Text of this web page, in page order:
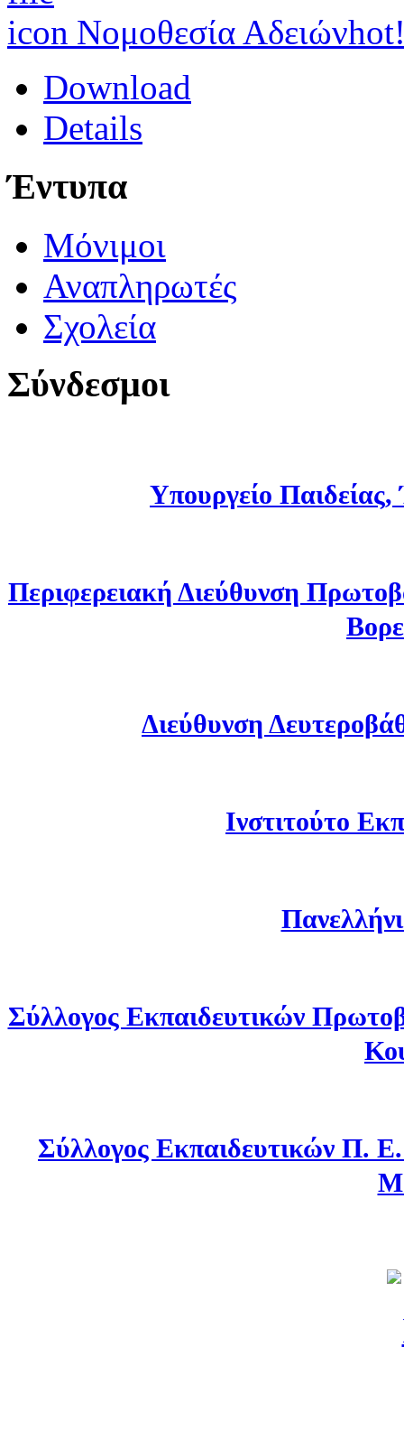
Νομοθεσία Αδειών
Download
Details
Έντυπα
Μόνιμοι
Αναπληρωτές
Σχολεία
Σύνδεσμοι
Υπουργείο
Περιφερειακή Διεύθυνση
Διεύθυνση
Ινστιτούτο
Σύλλογος Εκπαιδευτικών
Σύλλογος Εκπαιδευτικών Π.